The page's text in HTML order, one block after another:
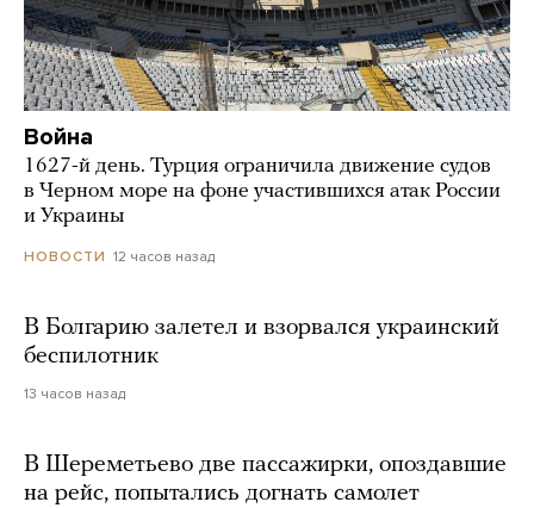
Война
1627-й день. Турция ограничила движение судов
в Черном море на фоне участившихся атак России
и Украины
НОВОСТИ 12 часов назад
В Болгарию залетел и взорвался украинский
беспилотник
13 часов назад
В Шереметьево две пассажирки, опоздавшие
на рейс, попытались догнать самолет